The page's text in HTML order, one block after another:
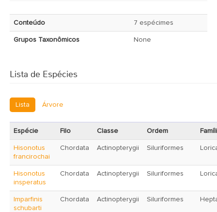
Conteúdo 7 espécimes
Grupos Taxonômicos None
Lista de Espécies
Lista Árvore
Espécie Filo Classe Ordem
Hisonotus
francirochai
Chordata Actinopterygii Siluriformes
Hisonotus
insperatus
Chordata Actinopterygii Siluriformes
Imparfinis
schubarti
Chordata Actinopterygii Siluriformes